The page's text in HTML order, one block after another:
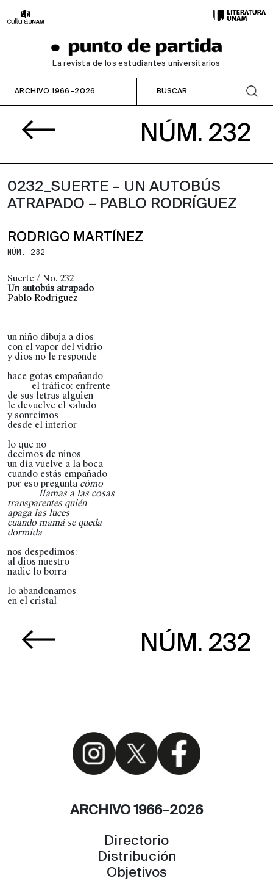
La revista de los estudiantes universitarios
ARCHIVO 1966–2026
NÚM. 232
0232_SUERTE – UN AUTOBÚS
ATRAPADO – PABLO RODRÍGUEZ
RODRIGO MARTÍNEZ
NÚM. 232
Suerte / No. 232
Un autobús atrapado
Pablo Rodríguez
un niño dibuja a dios
con el vapor del vidrio
y dios no le responde
hace gotas empañando
el tráfico: enfrente
de sus letras alguien
le devuelve el saludo
y sonreímos
desde el interior
lo que no
decimos de niños
un día vuelve a la boca
cuando estás empañado
por eso pregunta cómo
llamas a las cosas
transparentes quién
apaga las luces
cuando mamá se queda
dormida
nos despedimos:
al dios nuestro
nadie lo borra
lo abandonamos
en el cristal
NÚM. 232
ARCHIVO 1966–2026
Directorio
Distribución
Objetivos